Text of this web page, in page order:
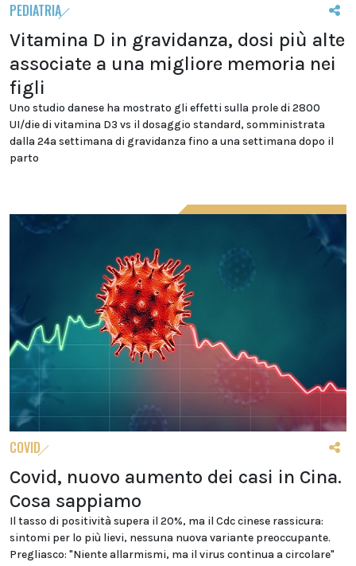
PEDIATRIA
Vitamina D in gravidanza, dosi più alte
associate a una migliore memoria nei
figli
Uno studio danese ha mostrato gli effetti sulla prole di 2800
UI/die di vitamina D3 vs il dosaggio standard, somministrata
dalla 24a settimana di gravidanza fino a una settimana dopo il
parto
COVID
Covid, nuovo aumento dei casi in Cina.
Cosa sappiamo
Il tasso di positività supera il 20%, ma il Cdc cinese rassicura:
sintomi per lo più lievi, nessuna nuova variante preoccupante.
Pregliasco: "Niente allarmismi, ma il virus continua a circolare"